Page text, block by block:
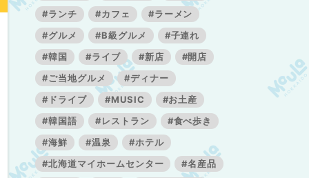
#ランチ
#カフェ
#ラーメン
#グルメ
#B級グルメ
#子連れ
#韓国
#ライブ #新店
#開店
#ご当地グルメ
#ディナー
#ドライブ
#MUSIC
#お土産
#韓国語
#レストラン
#食べ歩き
#海鮮
#温泉
#ホテル
#北海道マイホームセンター
#名産品